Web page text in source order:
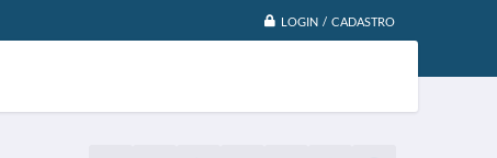
LOGIN / CADASTRO